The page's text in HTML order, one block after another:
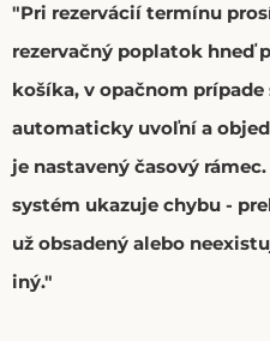
"Pri rezervácií termínu
rezervačný poplatok hneď
košíka, v opačnom
automaticky uvoľní a
je nastavený časový
systém ukazuje chybu -
už obsadený alebo
iný."